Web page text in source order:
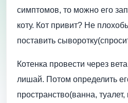
симптомов, то можно его
коту. Кот привит? Не
поставить
Котенка провести через
лишай. Потом определить
пространство(ванна,